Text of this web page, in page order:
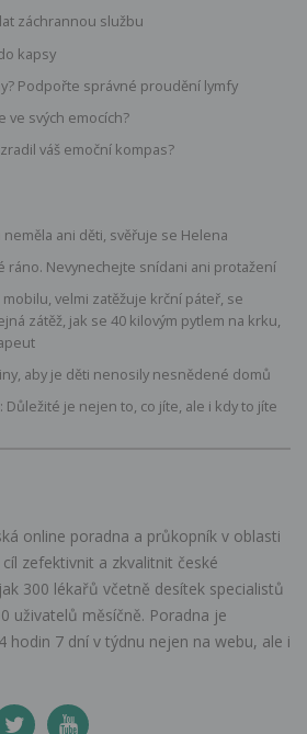
záchrannou službu
kapsy
Podpořte správné proudění lymfy
ve svých emocích?
váš emoční kompas?
ani děti, svěřuje se Helena
ráno. Nevynechejte snídani ani protažení
velmi zatěžuje krční páteř, se
zátěž, jak se 40 kilovým pytlem na krku,
aby je děti nenosily nesnědené domů
Důležité je nejen to, co jíte, ale i kdy to jíte
online poradna a průkopník v oblasti
zefektivnit a zkvalitnit české
300 lékařů včetně desítek specialistů
uživatelů měsíčně. Poradna je
hodin 7 dní v týdnu nejen na webu, ale i